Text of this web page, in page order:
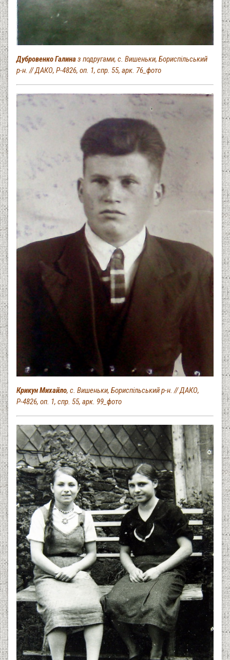
Дубровенко Галиназ подругами, с. Вишеньки, Бориспільський
р-н. // ДАКО, Р-4826, оп. 1, спр. 55, арк. 76_фото
Крикун Михайло, с. Вишеньки, Бориспільський р-н. // ДАКО,
Р-4826, оп. 1, спр. 55, арк. 99_фото